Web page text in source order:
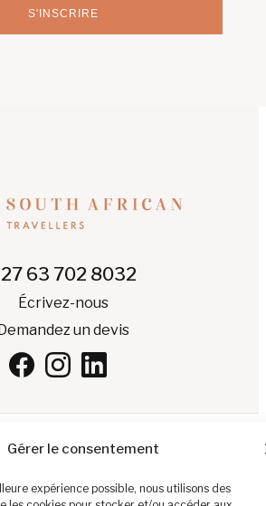
Gérer le consentement
expérience possible, nous utilisons des
S'INSCRIRE
63 702 8032
Écrivez-nous
un devis